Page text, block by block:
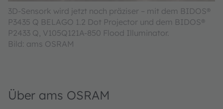
3D-Sensork wird jetzt noch präziser – mit dem BIDOS®
P3435 Q BELAGO 1.2 Dot Projector und dem BIDOS®
P2433 Q, V105Q121A-850 Flood Illuminator.
Bild: ams OSRAM
Über ams OSRAM